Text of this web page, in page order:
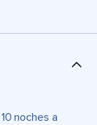
noches a